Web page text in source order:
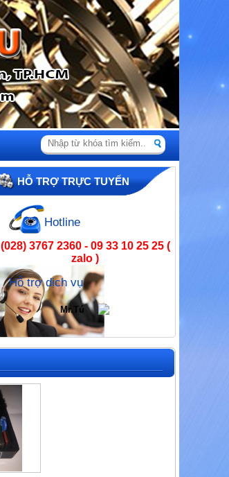
HỖ TRỢ TRỰC TUYẾN
Hotline
(028) 3767 2360 - 09 33 10 25 25 (
zalo )
Hỗ trợ dịch vụ
Mr.Tú